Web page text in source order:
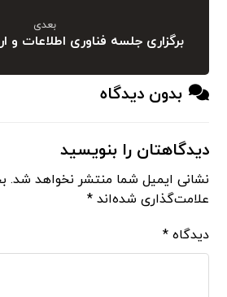
بعدی
برگزاری جلسه فناوری اطلاعات و
بدون دیدگاه
دیدگاهتان را بنویسید
نشانی ایمیل شما منتشر نخواهد شد.
علامت‌گذاری شده‌اند*
دیدگاه*